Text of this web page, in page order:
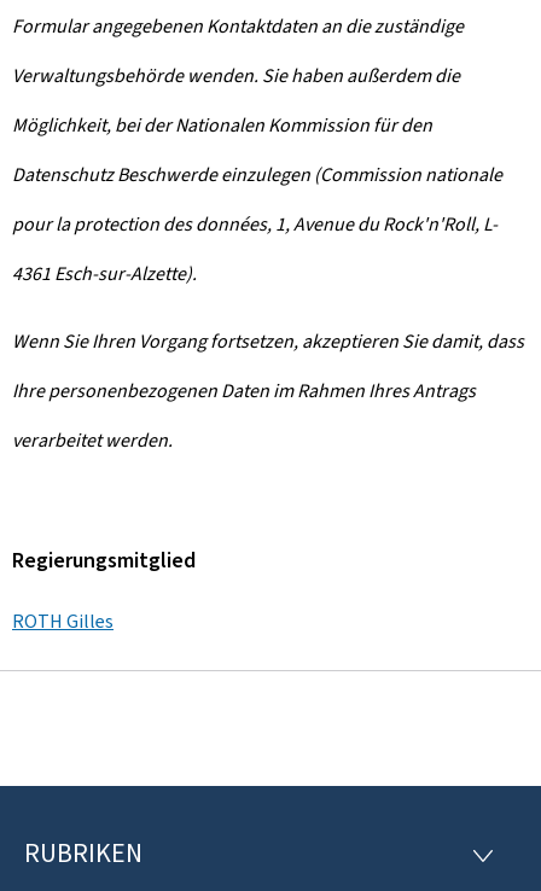
Formular angegebenen Kontaktdaten an die zuständige
Verwaltungsbehörde wenden. Sie haben außerdem die
Möglichkeit, bei der Nationalen Kommission für den
Datenschutz Beschwerde einzulegen (Commission nationale
pour la protection des données, 1, Avenue du Rock'n'Roll, L-
4361 Esch-sur-Alzette).
Wenn Sie Ihren Vorgang fortsetzen, akzeptieren Sie damit, dass
Ihre personenbezogenen Daten im Rahmen Ihres Antrags
verarbeitet werden.
Regierungsmitglied
ROTH Gilles
F
RUBRIKEN
R